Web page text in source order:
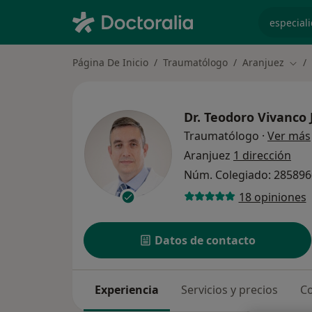
Página De Inicio Traumatólogo Aranjuez
Dr. Teodoro Vivanco
Traumatólogo · Ver más
Aranjuez 1 dirección
Núm. Colegiado:
18 opiniones
Datos de contacto
Experiencia Servicios y precios